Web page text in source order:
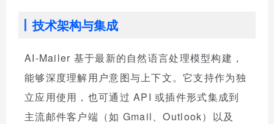
技术架构与集成
AI-Mailer 基于最新的自然语言处理模型构建，
能够深度理解用户意图与上下文。它支持作为独
立应用使用，也可通过 API 或插件形式集成到
主流邮件客户端（如 Gmail、Outlook）以及